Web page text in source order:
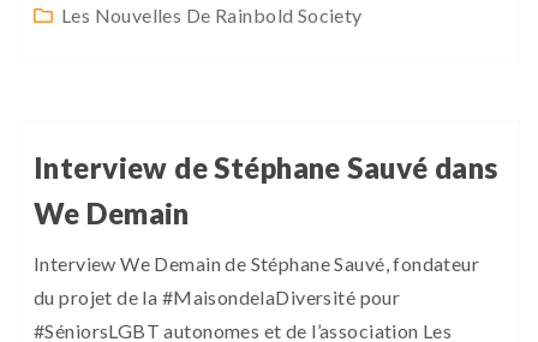
Les Nouvelles De Rainbold Society
Interview de Stéphane Sauvé dans
We Demain
Interview We Demain de Stéphane Sauvé, fondateur
du projet de la #MaisondelaDiversité pour
#SéniorsLGBT autonomes et de l’association Les